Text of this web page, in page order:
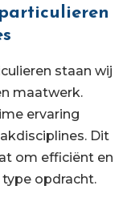
staan wij
maatwerk.
ervaring
Dit
om efficiënt en
opdracht.